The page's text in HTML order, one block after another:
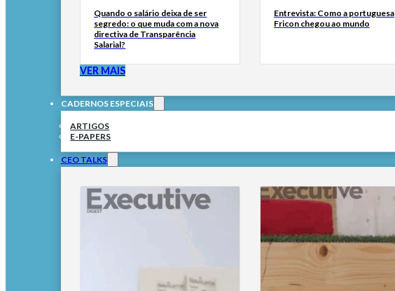
Quando o salário deixa de ser
segredo: o que muda com a nova
directiva de Transparência
Salarial?
Entrevista: Como a portuguesa
Fricon chegou ao mundo
VER MAIS
CADERNOS ESPECIAIS
ARTIGOS
E-PAPERS
CEO TALKS